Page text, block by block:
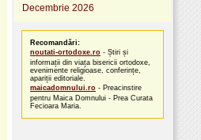
Decembrie 2026
Recomandări:
noutati-ortodoxe.ro - Știri și
informații din viața bisericii ortodoxe,
evenimente religioase, conferințe,
apariții editoriale.
maicadomnului.ro - Preacinstire
pentru Maica Domnului - Prea Curata
Fecioara Maria.